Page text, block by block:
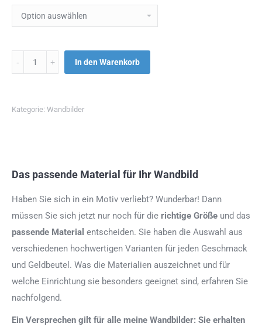
Menge In den Warenkorb
Kategorie: Wandbilder
Das passende Material für Ihr Wandbild
Haben Sie sich in ein Motiv verliebt? Wunderbar! Dann
müssen Sie sich jetzt nur noch für die richtige Größe und das
passende Material entscheiden. Sie haben die Auswahl aus
verschiedenen hochwertigen Varianten für jeden Geschmack
und Geldbeutel. Was die Materialien auszeichnet und für
welche Einrichtung sie besonders geeignet sind, erfahren Sie
nachfolgend.
Ein Versprechen gilt für alle meine Wandbilder: Sie erhalten